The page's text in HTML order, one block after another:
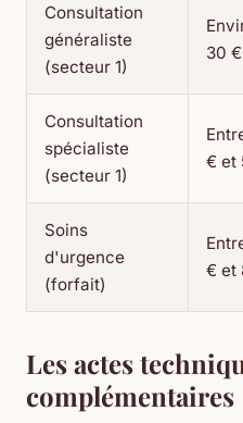
Consultation
généraliste
(secteur 1)
30 €
Consultation
spécialiste
(secteur 1)
€ et
Soins
d'urgence
(forfait)
€ et
Les actes
complémentaires